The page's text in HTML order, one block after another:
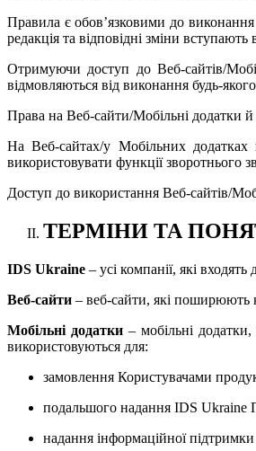
Правила єобов’язковими до
редакція та відповідні зміни
Отримуючи доступ до Веб-сайтів/
відмовляються від виконання будь-
Права на Веб-сайти/Мобільні додатки й
На Веб-сайтах/у Мобільних додатках
використовувати функції зворотнього
Доступ до використання Веб-сайтів/
ТЕРМІНИ ТА
IDS Ukraine – усі компанії, які входять
Веб-сайти – веб-сайти, які поширюють
Мобільні додатки – мобільні
використовуються для:
замовлення Користувачами
подальшого надання IDS Ukraine
надання інформаційної